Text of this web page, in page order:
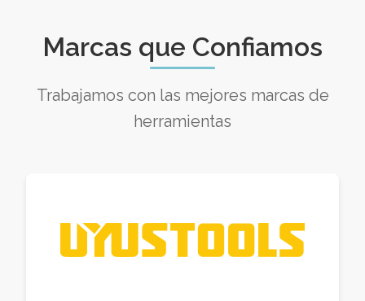
Marcas que Confiamos
Trabajamos con las mejores marcas de
herramientas